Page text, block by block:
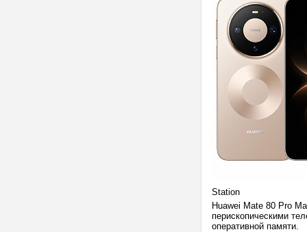
Station
Huawei Mate 80 Pro
перископическими
оперативной памяти.